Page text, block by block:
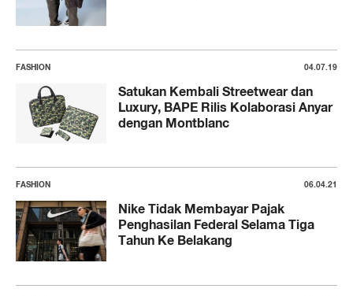
FASHION 04.07.19
Satukan Kembali Streetwear dan
Luxury, BAPE Rilis Kolaborasi Anyar
dengan Montblanc
FASHION 06.04.21
Nike Tidak Membayar Pajak
Penghasilan Federal Selama Tiga
Tahun Ke Belakang